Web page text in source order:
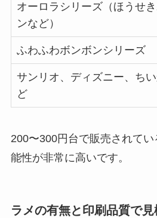
オーロラシリーズ（ほうせ
ンなど）
ふわふわボンボンシリーズ
サンリオ、ディズニー、ち
ど
200〜300円台で販売されて
能性が非常に高いです。
ラメの有無と印刷品質で見